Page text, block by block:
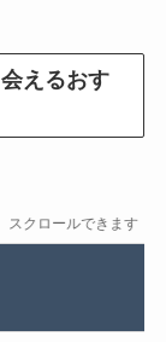
えるおす
スクロールできます